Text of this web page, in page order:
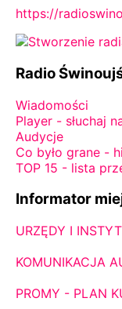
https://
Radio
Wiadomości
Player - słuchaj
Audycje
Co było grane -
TOP 15 - lista
Informator
URZĘDY I
KOMUNIKACJA
PROMY - PLAN